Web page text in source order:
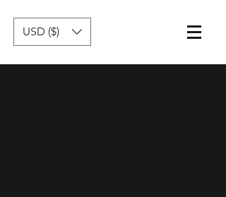
USD ($)